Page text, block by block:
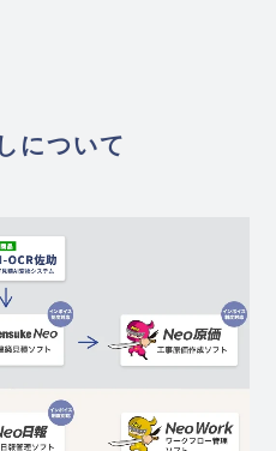
について